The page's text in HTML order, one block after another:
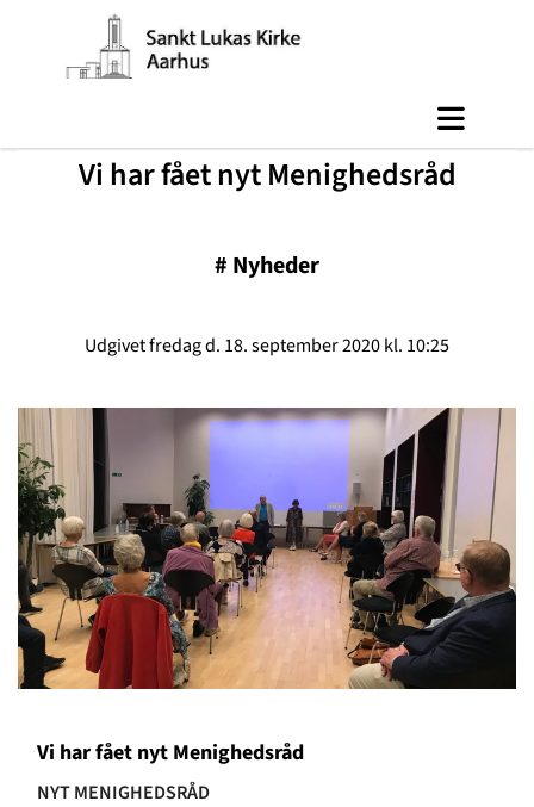
Vi har fået nyt Menighedsråd
# Nyheder
Udgivet fredag d. 18. september 2020 kl. 10:25
Vi har fået nyt Menighedsråd
NYT MENIGHEDSRÅD